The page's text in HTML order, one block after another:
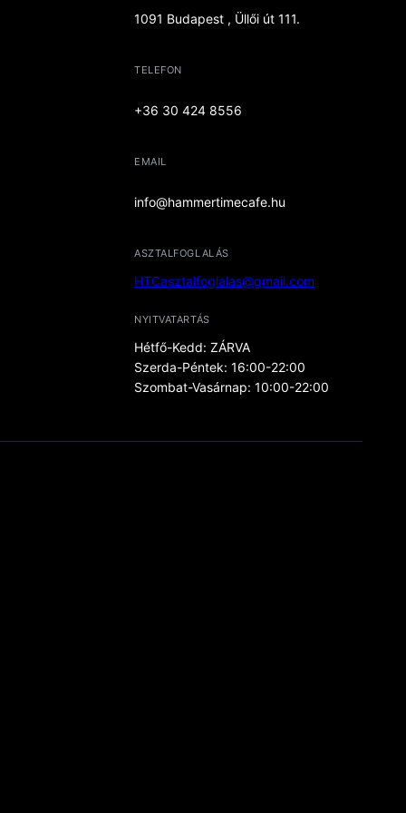
1091 Budapest , Üllői út 111.
TELEFON
+36 30 424 8556
EMAIL
info@hammertimecafe.hu
ASZTALFOGLALÁS
HTCasztalfoglalas@gmail.com
NYITVATARTÁS
Hétfő-Kedd: ZÁRVA
Szerda-Péntek: 16:00-22:00
Szombat-Vasárnap: 10:00-22:00